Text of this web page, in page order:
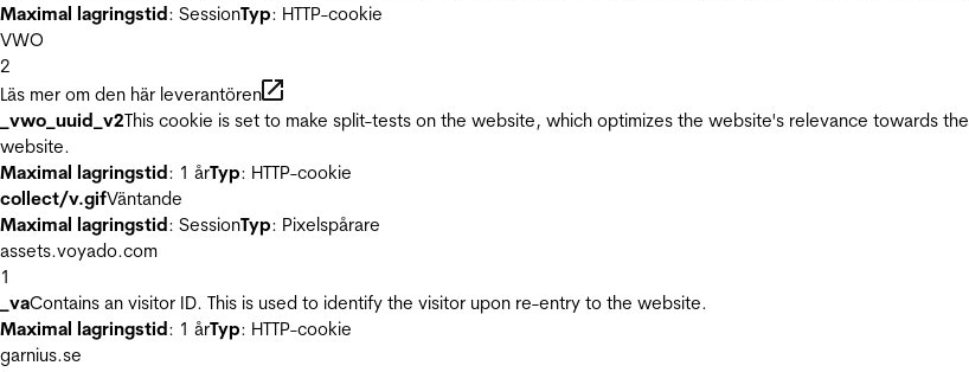
Maximal lagringstid: SessionTyp: HTTP-cookie
VWO
2
Läs mer om den här leverantören
_vwo_uuid_v2This cookie is set to make split-tests on the website, which optimizes the website's relevance towards
website.
Maximal lagringstid: 1 årTyp: HTTP-cookie
collect/v.gifVäntande
Maximal lagringstid: SessionTyp: Pixelspårare
assets.voyado.com
1
_vaContains an visitor ID. This is used to identify the visitor upon re-entry to the website.
Maximal lagringstid: 1 årTyp: HTTP-cookie
garnius.se